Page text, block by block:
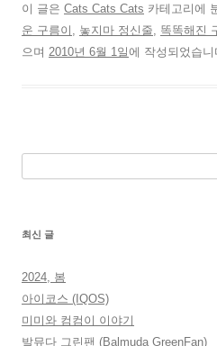
이 글은 Cats Cats Cats 카테고리에
운 구름이
놓지마 정신줄 똑똑해진
으며 2010년 6월 1일에 작성되었습니
색:
최신 글
2024, 봄
아이코스 (IQOS)
미미와 컴컴이 이야기
발뮤다 그린팬 (Balmuda GreenFan)